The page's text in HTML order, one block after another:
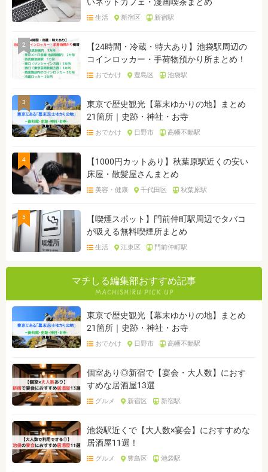
生活 新宿区 新宿駅
2
【24時間・冷蔵・特大あり】池袋駅周辺の
コインロッカー・手荷物預かり所まとめ！
おでかけ 豊島区 池袋駅
3
東京で歴史観光【幕末ゆかりの地】まとめ
21箇所｜史跡・神社・お寺
おでかけ 日野市 高幡不動駅
4
【1000円カットあり】秋葉原駅近くの安い
床屋・散髪屋さんまとめ
美容・健康 千代田区 秋葉原駅
5
【喫煙スポット】門前仲町駅周辺でタバコ
が吸える無料喫煙所まとめ
生活 江東区 門前仲町駅
マチしる編集部おすすめ記事
東京で歴史観光【幕末ゆかりの地】まとめ
21箇所｜史跡・神社・お寺
おでかけ 日野市 高幡不動駅
個室あり◎新宿で【宴会・大人数】におす
すめな居酒屋13選
グルメ 新宿区 新宿駅
池袋駅近くで【大人数×宴会】におすすめな
居酒屋11選！
グルメ 豊島区 池袋駅